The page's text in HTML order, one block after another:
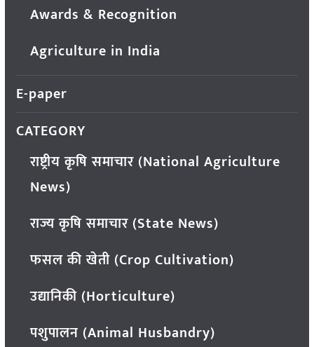
Awards & Recognition
Agriculture in India
E-paper
CATEGORY
राष्ट्रीय कृषि समाचार (National Agriculture
News)
राज्य कृषि समाचार (State News)
फसल की खेती (Crop Cultivation)
उद्यानिकी (Horticulture)
पशुपालन (Animal Husbandry)